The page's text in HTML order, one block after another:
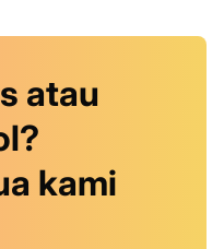
atau
kami